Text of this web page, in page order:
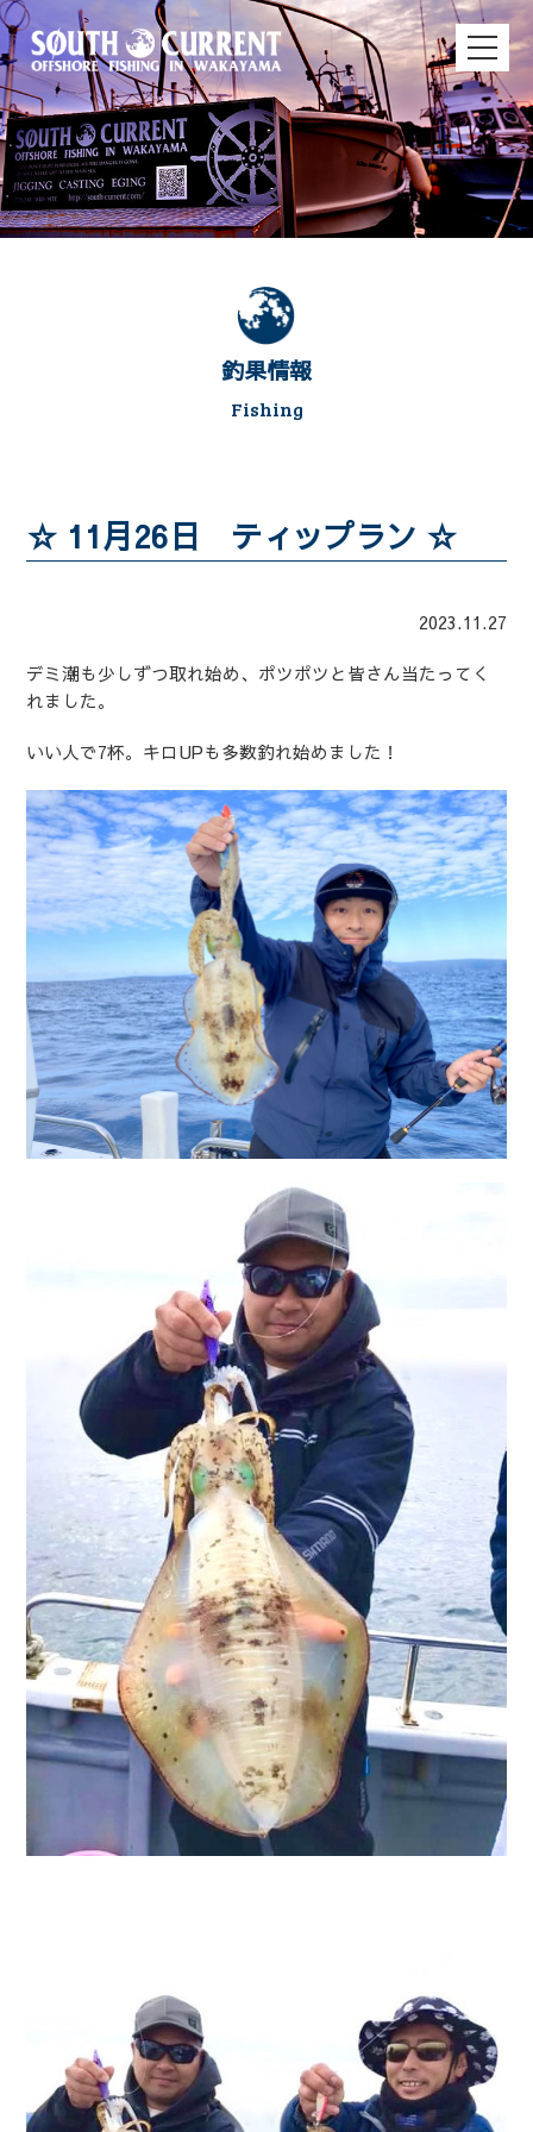
釣果情報
Fishing
☆ 11月26日 ティップラン ☆
2023.11.27
デミ潮も少しずつ取れ始め、ポツポツと皆さん当たってく
れました。
いい人で7杯。キロUPも多数釣れ始めました！